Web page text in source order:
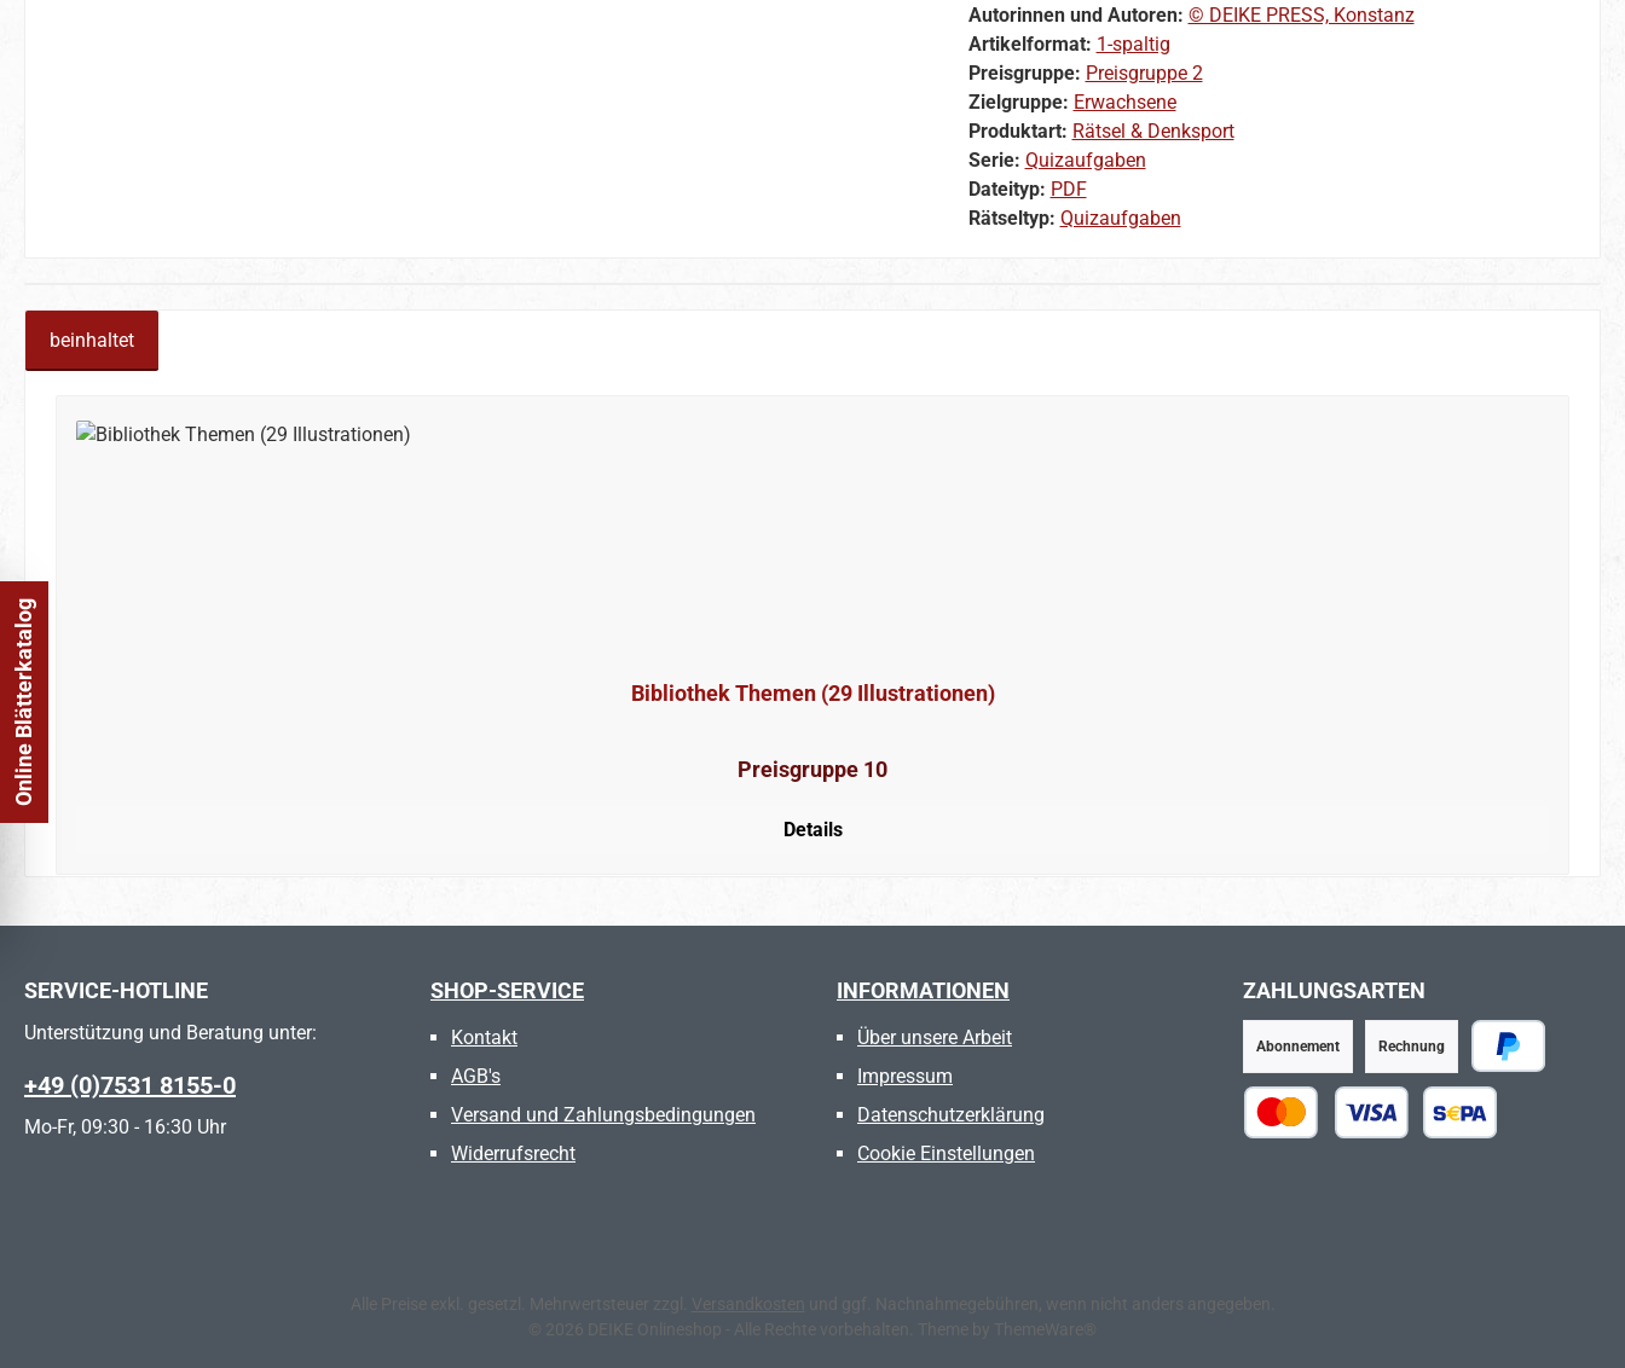
Autorinnen und Autoren: © DEIKE PRESS, Konstanz
Artikelformat: 1-spaltig
Preisgruppe: Preisgruppe 2
Zielgruppe: Erwachsene
Produktart: Rätsel & Denksport
Serie: Quizaufgaben
Dateityp: PDF
Rätseltyp: Quizaufgaben
beinhaltet
Bibliothek Themen (29 Illustrationen)
Preisgruppe 10
Details
SERVICE-HOTLINE
Unterstützung und Beratung unter:
+49 (0)7531 8155-0
Mo-Fr, 09:30 - 16:30 Uhr
SHOP-SERVICE
Kontakt
AGB's
Versand und Zahlungsbedingungen
Widerrufsrecht
INFORMATIONEN
Über unsere Arbeit
Impressum
Datenschutzerklärung
Cookie Einstellungen
ZAHLUNGSARTEN
PayPal
Abonnement Rechnung
Alle Preise exkl. gesetzl. Mehrwertsteuer zzgl. Versandkosten und ggf. Nachnahmegebühren, wenn nicht anders angegeben.
© 2026 DEIKE Onlineshop - Alle Rechte vorbehalten. Theme by ThemeWare®
Online Blätterkatalog